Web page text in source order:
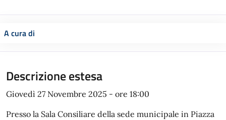
A cura di
Descrizione estesa
Giovedì 27 Novembre 2025 - ore 18:00
Presso la Sala Consiliare della sede municipale in Piazza